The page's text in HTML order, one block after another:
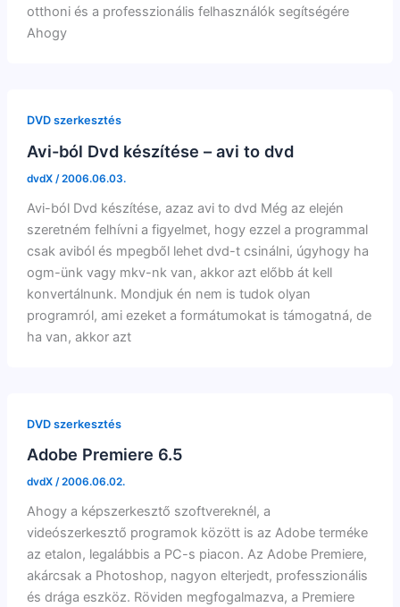
otthoni és a professzionális felhasználók segítségére
Ahogy
DVD szerkesztés
Avi-ból Dvd készítése – avi to dvd
dvdX /2006.06.03.
Avi-ból Dvd készítése, azaz avi to dvd Még az elején
szeretném felhívni a figyelmet, hogy ezzel a programmal
csak aviból és mpegből lehet dvd-t csinálni, úgyhogy ha
ogm-ünk vagy mkv-nk van, akkor azt előbb át kell
konvertálnunk. Mondjuk én nem is tudok olyan
programról, ami ezeket a formátumokat is támogatná, de
ha van, akkor azt
DVD szerkesztés
Adobe Premiere 6.5
dvdX /2006.06.02.
Ahogy a képszerkesztő szoftvereknél, a
videószerkesztő programok között is az Adobe terméke
az etalon, legalábbis a PC-s piacon. Az Adobe Premiere,
akárcsak a Photoshop, nagyon elterjedt, professzionális
és drága eszköz. Röviden megfogalmazva, a Premiere